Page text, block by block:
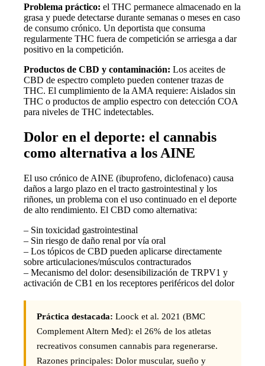
Problema práctico: el THC permanece almacenado en la
grasa y puede detectarse durante semanas o meses en caso
de consumo crónico. Un deportista que consuma
regularmente THC fuera de competición se arriesga a dar
positivo en la competición.
Productos de CBD y contaminación: Los aceites de
CBD de espectro completo pueden contener trazas de
THC. El cumplimiento de la AMA requiere: Aislados sin
THC o productos de amplio espectro con detección COA
para niveles de THC indetectables.
Dolor en el deporte: el cannabis
como alternativa a los AINE
El uso crónico de AINE (ibuprofeno, diclofenaco) causa
daños a largo plazo en el tracto gastrointestinal y los
riñones, un problema con el uso continuado en el deporte
de alto rendimiento. El CBD como alternativa:
– Sin toxicidad gastrointestinal
– Sin riesgo de daño renal por vía oral
– Los tópicos de CBD pueden aplicarse directamente
sobre articulaciones/músculos contracturados
– Mecanismo del dolor: desensibilización de TRPV1 y
activación de CB1 en los receptores periféricos del dolor
Práctica destacada: Loock et al. 2021 (BMC
Complement Altern Med): el 26% de los atletas
recreativos consumen cannabis para regenerarse.
Razones principales: Dolor muscular, sueño y